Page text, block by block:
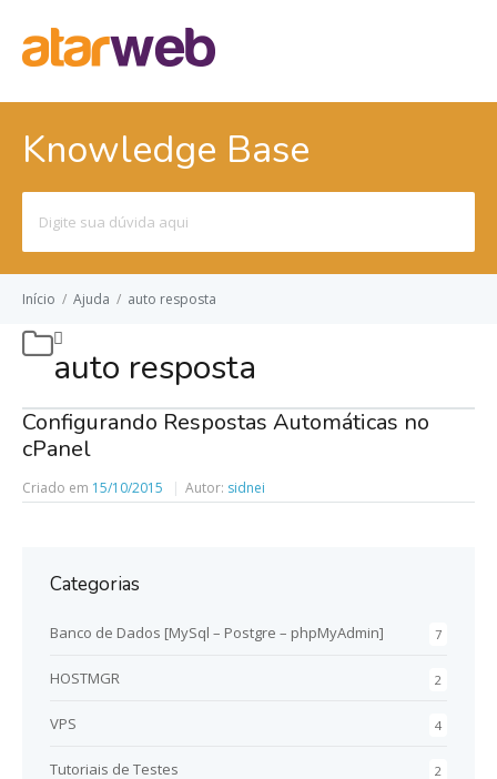
Knowledge Base
por:
Início / Ajuda / auto resposta
auto resposta
Configurando Respostas Automáticas no
cPanel
Criado em 15/10/2015 Autor: sidnei
Categorias
7
Banco de Dados [MySql – Postgre – phpMyAdmin]
2
HOSTMGR
4
VPS
2
Tutoriais de Testes